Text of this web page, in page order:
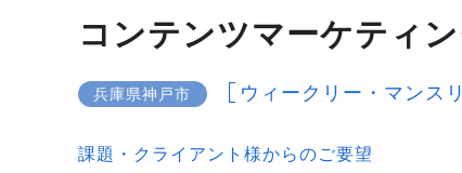
コンテンツマーケティ
兵庫県神戸市 ウィークリー・マンス
課題・クライアント様からのご要望